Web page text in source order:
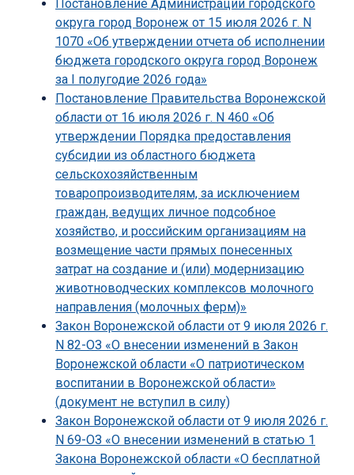
Постановление Администрации городского
округа город Воронеж от 15 июля 2026 г. N
1070 «Об утверждении отчета об исполнении
бюджета городского округа город Воронеж
за I полугодие 2026 года»
Постановление Правительства Воронежской
области от 16 июля 2026 г. N 460 «Об
утверждении Порядка предоставления
субсидии из областного бюджета
сельскохозяйственным
товаропроизводителям, за исключением
граждан, ведущих личное подсобное
хозяйство, и российским организациям на
возмещение части прямых понесенных
затрат на создание и (или) модернизацию
животноводческих комплексов молочного
направления (молочных ферм)»
Закон Воронежской области от 9 июля 2026 г.
N 82-ОЗ «О внесении изменений в Закон
Воронежской области «О патриотическом
воспитании в Воронежской области»
(документ не вступил в силу)
Закон Воронежской области от 9 июля 2026 г.
N 69-ОЗ «О внесении изменений в статью 1
Закона Воронежской области «О бесплатной